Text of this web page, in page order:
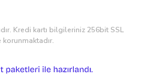
Kredi kartı bilgileriniz 256bit SSL
korunmaktadır.
e-